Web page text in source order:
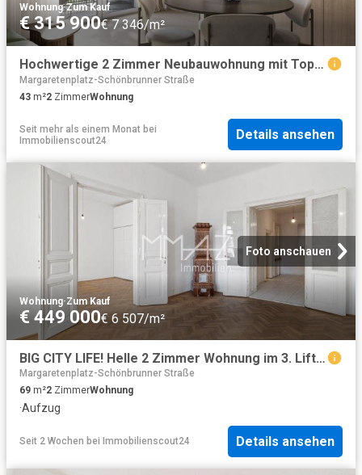
Wohnung·Zum Kauf
€ 315 900€ 7 346/m²
Hochwertige 2 Zimmer Neubauwohnung mit Top Anbindung
Margaretenplatz-Schönbrunner Straße
43 m²2 ZimmerWohnung
Seit mehr als einem Monat bei
Immobilienscout24
Details ansehen
Foto anschauen
Wohnung·Zum Kauf
€ 449 000€ 6 507/m²
BIG CITY LIFE! Helle 2 Zimmer Wohnung im 3. Liftstock im Herzen Wien Neubaus I Urbanes Wien trifft klassischen Altbau
Margaretenplatz-Schönbrunner Straße
69 m²2 ZimmerWohnung
·Aufzug
Seit 2 Wochen bei Immobilienscout24 Details ansehen